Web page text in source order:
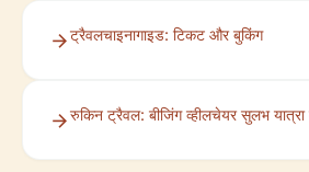
ट्रैवलचाइनागाइड: टिकट और बुकिंग
रुकिन ट्रैवल: बीजिंग व्हीलचेयर सुलभ यात्रा